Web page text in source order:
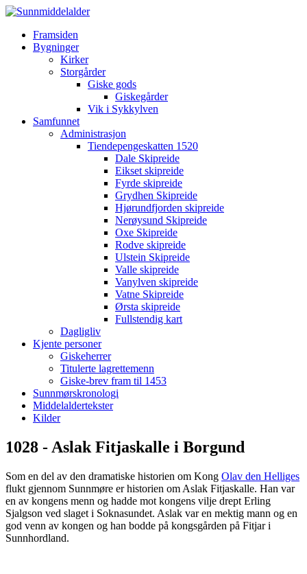
Framsiden
Bygninger
Kirker
Storgårder
Giske gods
Giskegårder
Vik i Sykkylven
Samfunnet
Administrasjon
Tiendepengeskatten 1520
Dale Skipreide
Eikset skipreide
Fyrde skipreide
Grydhen Skipreide
Hjørundfjorden skipreide
Nerøysund Skipreide
Oxe Skipreide
Rodve skipreide
Ulstein Skipreide
Valle skipreide
Vanylven skipreide
Vatne Skipreide
Ørsta skipreide
Fullstendig kart
Dagligliv
Kjente personer
Giskeherrer
Titulerte lagrettemenn
Giske-brev fram til 1453
Sunnmørskronologi
Middelaldertekster
Kilder
1028 - Aslak Fitjaskalle i Borgund
Som en del av den dramatiske historien om Kong Olav den Helliges
flukt gjennom Sunnmøre er historien om Aslak Fitjaskalle. Han var
en av kongens menn og hadde mot kongens vilje drept Erling
Sjalgson ved slaget i Soknasundet. Aslak var en mektig mann og en
god venn av kongen og han bodde på kongsgården på Fitjar i
Sunnhordland.